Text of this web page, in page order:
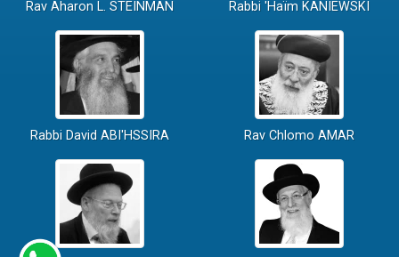
Rav Aharon L. STEINMAN Rabbi 'Haïm KANIEWSKI
Rabbi David ABI'HSSIRA Rav Chlomo AMAR